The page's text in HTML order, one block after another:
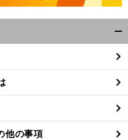
閉
る
他の事項